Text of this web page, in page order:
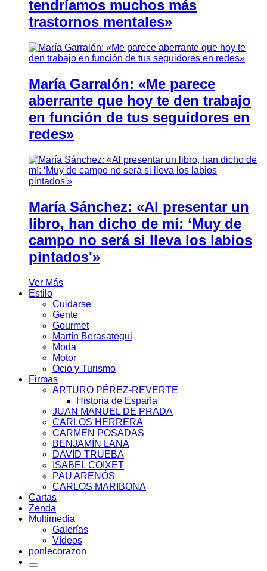
tendríamos muchos más
trastornos mentales»
María Garralón: «Me parece
aberrante que hoy te den trabajo
en función de tus seguidores en
redes»
María Sánchez: «Al presentar un
libro, han dicho de mí: ‘Muy de
campo no será si lleva los labios
pintados'»
Ver Más
Estilo
Cuidarse
Gente
Gourmet
Martín Berasategui
Moda
Motor
Ocio y Turismo
Firmas
ARTURO PÉREZ-REVERTE
Historia de España
JUAN MANUEL DE PRADA
CARLOS HERRERA
CARMEN POSADAS
BENJAMÍN LANA
DAVID TRUEBA
ISABEL COIXET
PAU ARENÓS
CARLOS MARIBONA
Cartas
Zenda
Multimedia
Galerías
Vídeos
ponlecorazon